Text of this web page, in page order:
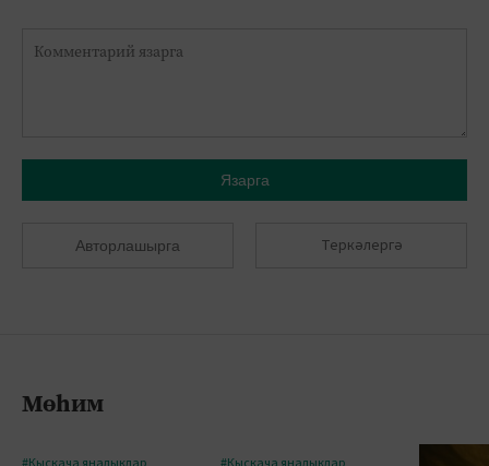
Язарга
Авторлашырга Теркәлергә
Мөһим